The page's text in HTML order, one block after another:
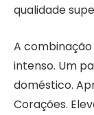
qualidade
A
intenso. Um
doméstico.
Corações.